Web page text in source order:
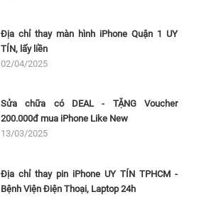
Địa chỉ thay màn hình iPhone Quận 1 UY
TÍN, lấy liền
02/04/2025
Sửa chữa có DEAL - TẶNG Voucher
200.000đ mua iPhone Like New
13/03/2025
Địa chỉ thay pin iPhone UY TÍN TPHCM -
Bệnh Viện Điện Thoại, Laptop 24h